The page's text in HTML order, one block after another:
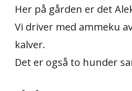
Her på gården er det
Vi driver med ammeku
kalver.
Det er også to hunder